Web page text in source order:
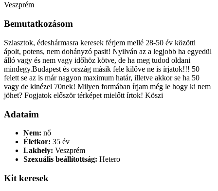
Veszprém
Bemutatkozásom
Sziasztok, édeshármasra keresek férjem mellé 28-50 év közötti
ápolt, potens, nem dohányzó pasit! Nyilván az a legjobb ha egyedül
álló vagy és nem vagy időhöz kötve, de ha meg tudod oldani
mindegy.Budapest és ország másik fele kilőve ne is írjatok!!! 50
felett se az is már nagyon maximum határ, illetve akkor se ha 50
vagy de kinézel 70nek! Milyen formában írjam még le hogy ki nem
jöhet? Fogjatok először térképet mielőtt írtok! Köszi
Adataim
Nem: nő
Életkor: 35 év
Lakhely: Veszprém
Szexuális beállítottság: Hetero
Kit keresek